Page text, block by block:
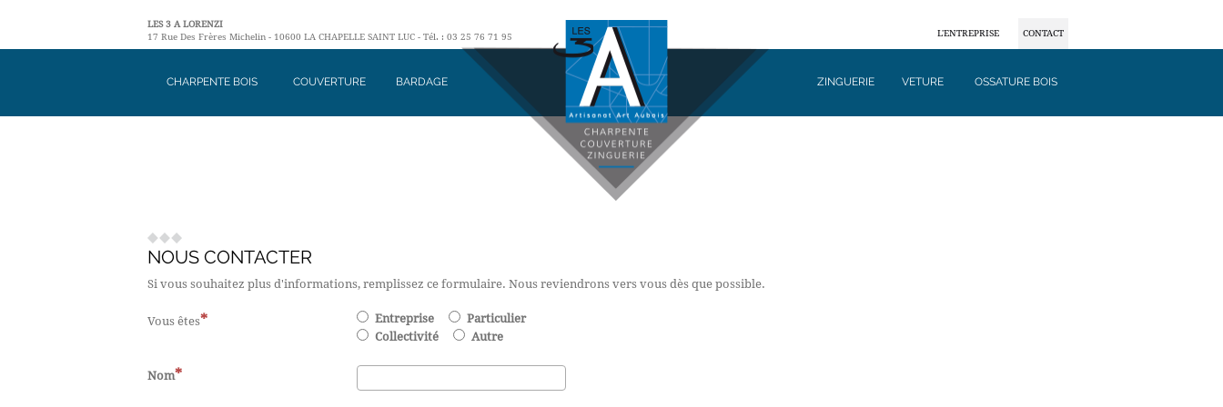
LES 3 A LORENZI
17 Rue Des Frères Michelin - 10600 LA CHAPELLE SAINT LUC - Tél. : 03 25 76 71 95
L'ENTREPRISE CONTACT
CHARPENTE BOIS COUVERTURE BARDAGE ZINGUERIE VETURE OSSATURE BOIS
NOUS CONTACTER
Si vous souhaitez plus d'informations, remplissez ce formulaire. Nous reviendrons vers vous dès que possible.
Vous êtes Entreprise
Particulier
Collectivité
Autre
Nom